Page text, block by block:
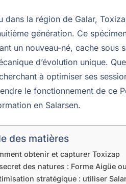
dans la région de Galar,
génération. Ce
un nouveau-né, cache sous
d’évolution unique.
à optimiser ses
le fonctionnement de ce
en Salarsen.
des matières
obtenir et capturer Toxizap
des natures : Forme Aigüe
stratégique : utiliser